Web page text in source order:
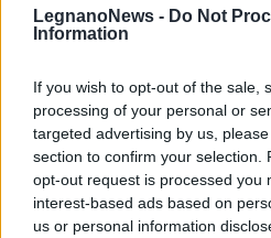
LegnanoNews - Do Not
Information
If you wish to opt-out of the sale,
processing of your personal or
targeted advertising by us,
section to confirm your selection.
opt-out request is processed you
interest-based ads based on
us or personal information